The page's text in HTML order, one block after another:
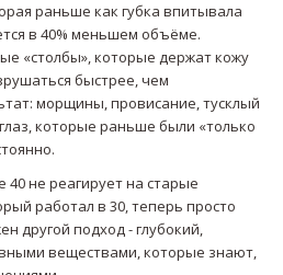
раньше как губка впитывала
в 40% меньшем объёме.
«столбы», которые держат кожу
быстрее, чем
морщины, провисание, тусклый
которые раньше были «только
не реагирует на старые
работал в 30, теперь просто
другой подход - глубокий,
веществами, которые знают,